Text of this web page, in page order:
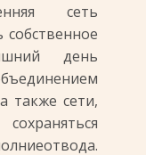
сеть
день
также сети,